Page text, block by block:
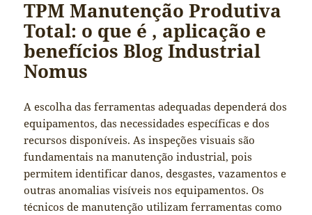
TPM Manutenção Produtiva
Total: o que é , aplicação e
benefícios Blog Industrial
Nomus
A escolha das ferramentas adequadas dependerá dos
equipamentos, das necessidades específicas e dos
recursos disponíveis. As inspeções visuais são
fundamentais na manutenção industrial, pois
permitem identificar danos, desgastes, vazamentos e
outras anomalias visíveis nos equipamentos. Os
técnicos de manutenção utilizam ferramentas como